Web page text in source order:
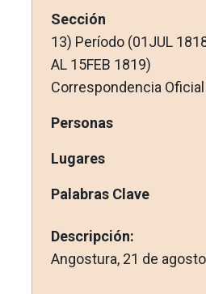
Sección
13) Período (01JUL
AL 15FEB 1819)
Correspondencia Oficial
Personas
Lugares
Palabras Clave
Descripción:
Angostura, 21 de